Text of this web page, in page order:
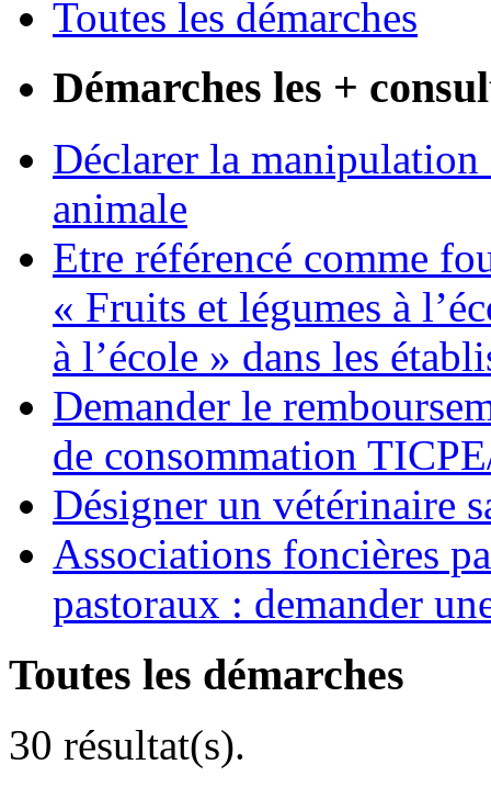
Toutes les démarches
Démarches les +
Déclarer la manipulation
animale
Etre référencé comme
« Fruits et légumes à
à l’école » dans les
Demander le
de consommation
Désigner un vétérinaire
Associations foncières
pastoraux : demander
Toutes les démarches
30 résultat(s).